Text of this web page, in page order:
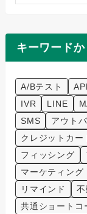
索
キーワード
A/Bテスト API
IVR
LINE
SMS
アウト
クレジットカー
フィッシング
マーケティング
リマインド
共通ショートコ